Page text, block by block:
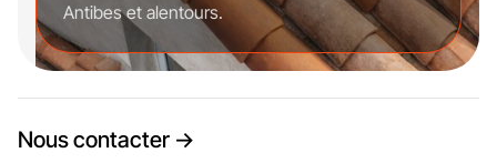
Antibes et alentours.
Nous contacter →